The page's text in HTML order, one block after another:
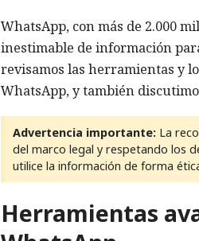
WhatsApp, con más de 2.000
inestimable de información
revisamos las herramientas y
WhatsApp, y también
Advertencia importante: La
del marco legal y respetando los
utilice la información de forma
Herramientas